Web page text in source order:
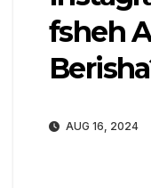
fsheh
AUG 16, 2024